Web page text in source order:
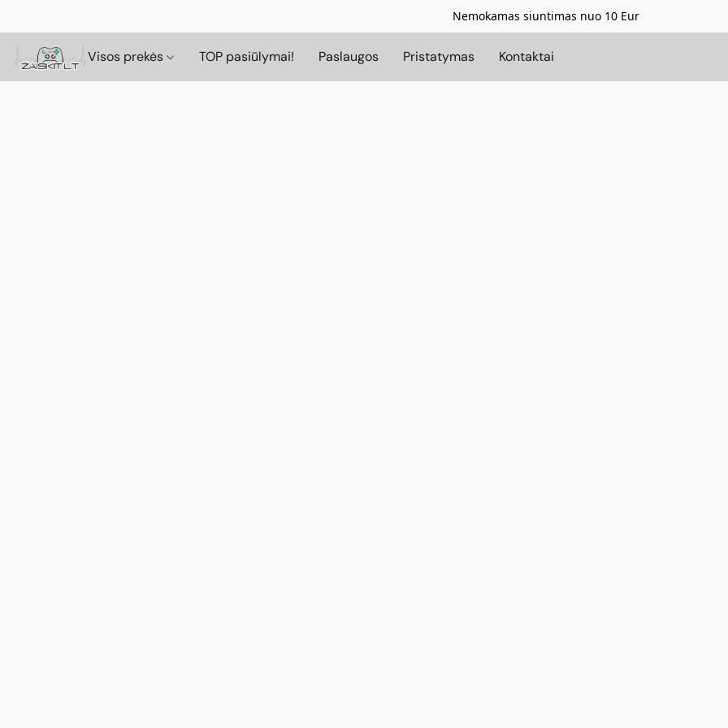
Nemokamas siuntimas nuo 10 Eur
Visos prekės TOP pasiūlymai! Paslaugos Pristatymas Kontaktai